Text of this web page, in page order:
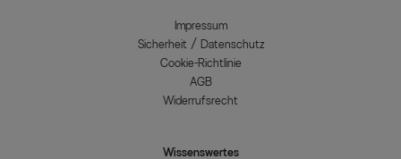
Impressum
Sicherheit / Datenschutz
Cookie-Richtlinie
AGB
Widerrufsrecht
Wissenswertes